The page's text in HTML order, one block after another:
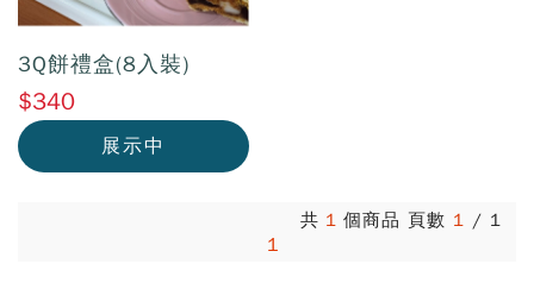
3Q餅禮盒(8入裝)
$340
展示中
1
共 1 個商品 頁數 1 / 1